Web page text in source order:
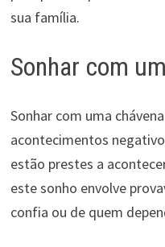
sua família.
Sonhar com
Sonhar com uma
acontecimentos
estão prestes a
este sonho envolve
confia ou de quem